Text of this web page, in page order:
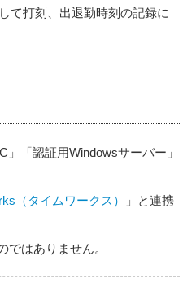
て打刻、出退勤時刻の記録に
「認証用Windowsサーバー」
（タイムワークス）
」と連携
はありません。